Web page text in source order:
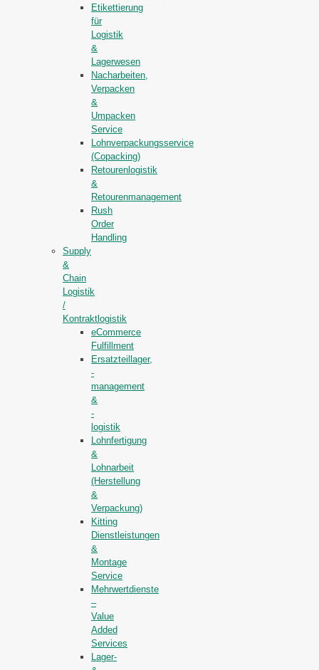
Etikettierung
für
Logistik
&
Lagerwesen
Nacharbeiten,
Verpacken
&
Umpacken
Service
Lohnverpackungsservice
(Copacking)
Retourenlogistik
&
Retourenmanagement
Rush
Order
Handling
Supply
&
Chain
Logistik
/
Kontraktlogistik
eCommerce
Fulfillment
Ersatzteillager,
-
management
&
-
logistik
Lohnfertigung
&
Lohnarbeit
(Herstellung
&
Verpackung)
Kitting
Dienstleistungen
&
Montage
Service
Mehrwertdienste
–
Value
Added
Services
Lager-